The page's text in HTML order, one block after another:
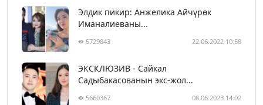
Элдик пикир: Анжелика Айчүрөк
Иманалиеваны...
5729843 22.06.2022 10:58
ЭКСКЛЮЗИВ - Сайкал
Садыбакасованын экс-жол...
5660367 08.06.2023 14:02